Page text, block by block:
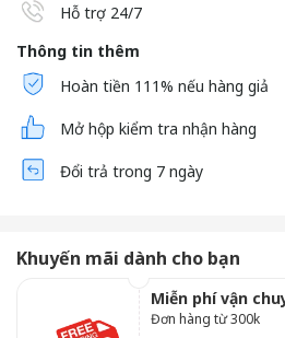
Hỗ trợ 24/7
Thông tin thêm
Hoàn tiền 111% nếu hàng giả
Mở hộp kiểm tra nhận hàng
Đổi trả trong 7 ngày
Khuyến mãi dành cho bạn
Miễn phí vận
Đơn hàng từ 300k